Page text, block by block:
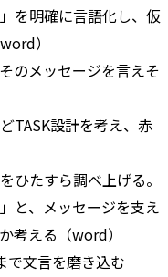
を明確に言語化し、仮
）
のメッセージを言えそ
TASK設計を考え、赤
たすら調べ上げる。
と、メッセージを支え
考える（word）
文言を磨き込む